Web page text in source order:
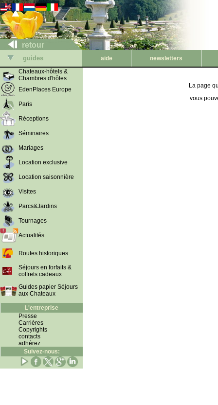
retour
guides aide
newsletters
Chateaux-hôtels &
Chambres d'hôtes
EdenPlaces Europe
Paris
Réceptions
Séminaires
Mariages
Location exclusive
Location saisonnière
Visites
Parcs&Jardins
Tournages
Actualités
Routes historiques
Séjours en forfaits &
coffrets cadeaux
Guides papier Séjours
aux Chateaux
L'entreprise
Presse
Carrières
Copyrights
contacts
adhérez
Suivez-nous:
La page
vous